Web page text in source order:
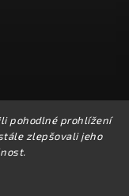
pohodlné prohlížení
zlepšovali jeho
skladem
práva vyhrazena.